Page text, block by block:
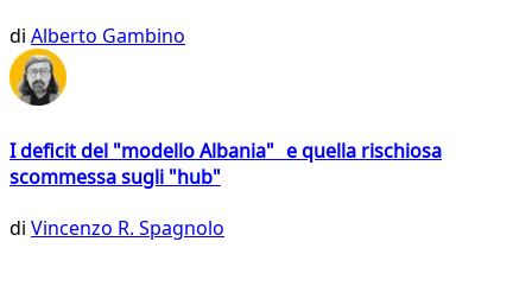
di Alberto Gambino
I deficit del "modello Albania" e quella rischiosa
scommessa sugli "hub"
di Vincenzo R. Spagnolo